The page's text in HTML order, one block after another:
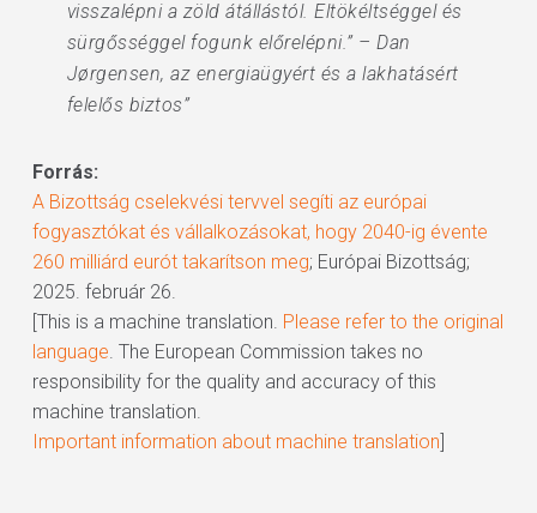
visszalépni a zöld átállástól. Eltökéltséggel és
sürgősséggel fogunk előrelépni.” – Dan
Jørgensen, az energiaügyért és a lakhatásért
felelős biztos”
Forrás:
A Bizottság cselekvési tervvel segíti az európai
fogyasztókat és vállalkozásokat, hogy 2040-ig évente
260 milliárd eurót takarítson meg; Európai Bizottság;
2025. február 26.
[This is a machine translation. Please refer to the original
language. The European Commission takes no
responsibility for the quality and accuracy of this
machine translation.
Important information about machine translation]